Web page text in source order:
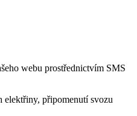
webu prostřednictvím SMS
připomenutí svozu